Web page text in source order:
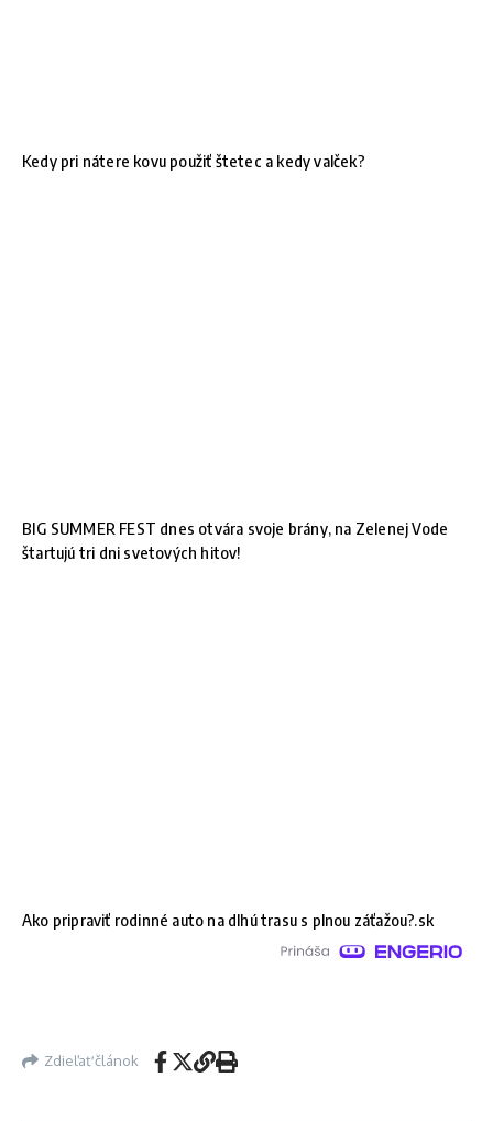
Kedy pri nátere kovu použiť štetec a kedy valček?
BIG SUMMER FEST dnes otvára svoje brány, na Zelenej Vode
štartujú tri dni svetových hitov!
Ako pripraviť rodinné auto na dlhú trasu s plnou záťažou?.sk
Zdieľať článok